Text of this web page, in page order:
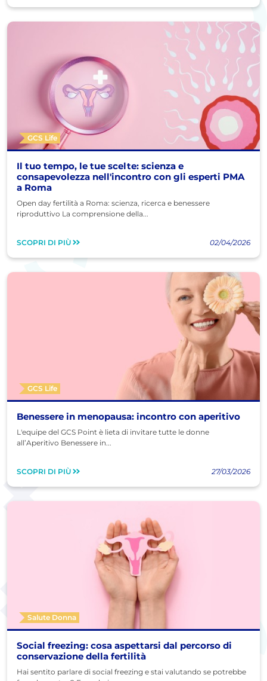
GCS Life
Il tuo tempo, le tue scelte: scienza e
consapevolezza nell'incontro con gli esperti PMA
a Roma
Open day fertilità a Roma: scienza, ricerca e benessere
riproduttivo La comprensione della...
SCOPRI DI PIÙ 02/04/2026
GCS Life
Benessere in menopausa: incontro con aperitivo
L'equipe del GCS Point è lieta di invitare tutte le donne
all’Aperitivo Benessere in...
SCOPRI DI PIÙ 27/03/2026
Salute Donna
Social freezing: cosa aspettarsi dal percorso di
conservazione della fertilità
Hai sentito parlare di social freezing e stai valutando se potrebbe